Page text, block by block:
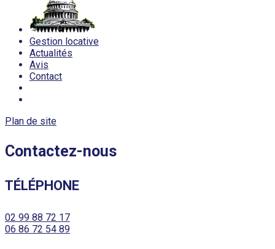
Gestion locative
Actualités
Avis
Contact
Plan de site
Contactez-nous
TÉLÉPHONE
02 99 88 72 17
06 86 72 54 89